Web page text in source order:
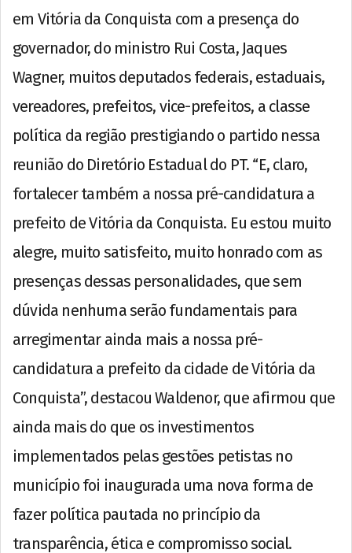
em Vitória da Conquista com a presença do
governador, do ministro Rui Costa, Jaques
Wagner, muitos deputados federais, estaduais,
vereadores, prefeitos, vice-prefeitos, a classe
política da região prestigiando o partido nessa
reunião do Diretório Estadual do PT. “E, claro,
fortalecer também a nossa pré-candidatura a
prefeito de Vitória da Conquista. Eu estou muito
alegre, muito satisfeito, muito honrado com as
presenças dessas personalidades, que sem
dúvida nenhuma serão fundamentais para
arregimentar ainda mais a nossa pré-
candidatura a prefeito da cidade de Vitória da
Conquista”, destacou Waldenor, que afirmou que
ainda mais do que os investimentos
implementados pelas gestões petistas no
município foi inaugurada uma nova forma de
fazer política pautada no princípio da
transparência, ética e compromisso social.